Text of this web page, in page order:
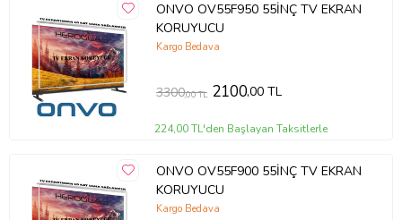
ONVO OV55F950 55İNÇ TV EKRAN
KORUYUCU
Kargo Bedava
3300,00 TL 2100,00 TL
224,00 TL'den Başlayan Taksitlerle
ONVO OV55F900 55İNÇ TV EKRAN
KORUYUCU
Kargo Bedava